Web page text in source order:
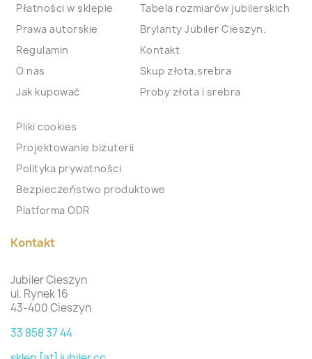
Płatności w sklepie
Prawa autorskie
Regulamin
O nas
Jak kupować
Tabela rozmiarów jubilerskich
Brylanty Jubiler Cieszyn.
Kontakt
Skup złota,srebra
Proby złota i srebra
Pliki cookies
Projektowanie biżuterii
Polityka prywatności
Bezpieczeństwo produktowe
Platforma ODR
Kontakt
Jubiler Cieszyn
ul. Rynek 16
43-400 Cieszyn
33 858 37 44